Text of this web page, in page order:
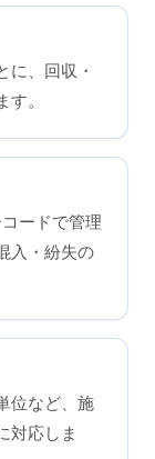
に、回収・
。
ードで管理
入・紛失の
位など、施
対応しま